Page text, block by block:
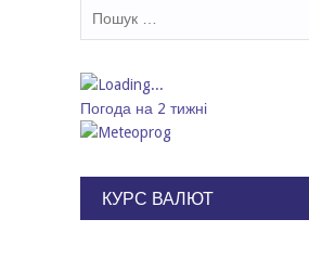
Погода на 2 тижні
КУРС ВАЛЮТ